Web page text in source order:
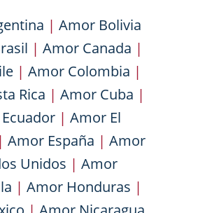
| Amor Bolivia
| Amor Canada |
| Amor Colombia |
Rica | Amor Cuba |
| Amor El
| Amor España | Amor
Unidos | Amor
| Amor Honduras |